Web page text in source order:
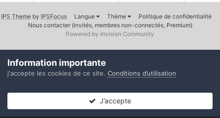
IPS Theme by IPSFocus Langue Thème
Politique de confidentialité
Nous contacter (invités, membres non-connectés, Premium)
Powered by Invision Community
Information importante
j'accepte les cookies de ce site. Conditions d’utilisation
J’accepte